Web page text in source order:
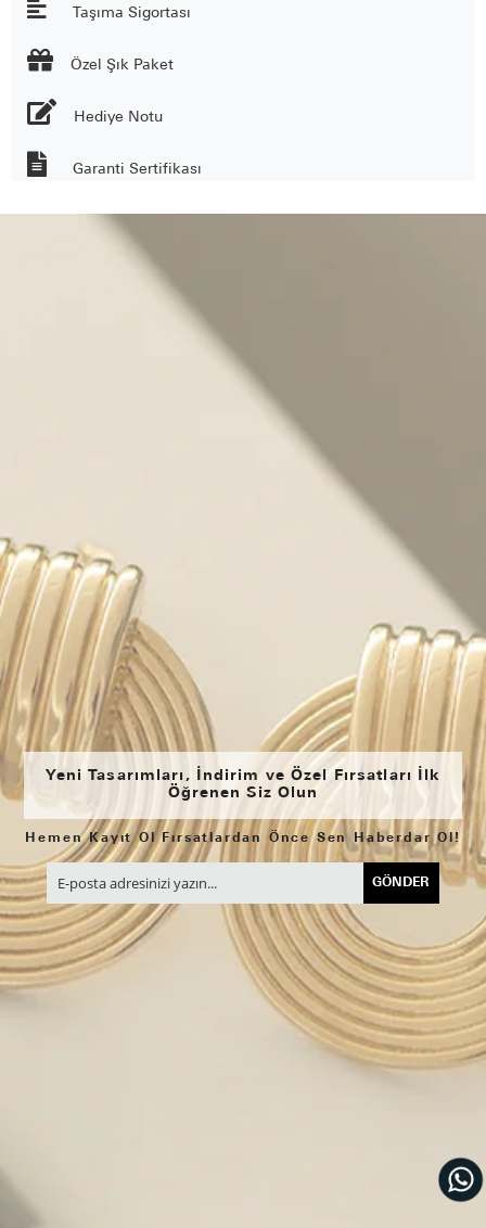
Taşıma Sigortası
 Özel Şık Paket
Hediye Notu
Garanti Sertifikası
Yeni Tasarımları, İndirim ve Özel Fırsatları İlk
Öğrenen Siz Olun
Hemen Kayıt Ol Fırsatlardan Önce Sen Haberdar Ol!
GÖNDER